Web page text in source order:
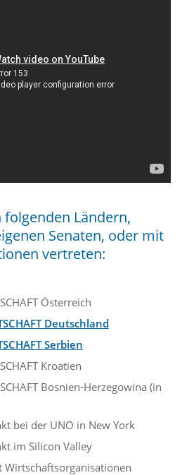
folgenden Ländern,
Senaten, oder mit
vertreten:
Österreich
Deutschland
Serbien
Kroatien
Bosnien-Herzegowina (in
bei der UNO in New York
im Silicon Valley
Wirtschaftsorganisationen